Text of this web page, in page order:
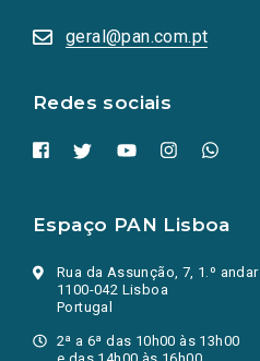
geral@pan.com.pt
Redes sociais
numa
nova
Espaço PAN Lisboa
Rua da Assunção, 7, 1.º andar
1100-042 Lisboa
Portugal
2ª a 6ª das 10h00 às 13h00